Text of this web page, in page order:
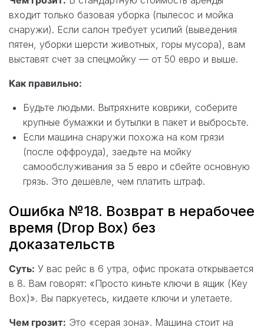
входит только базовая уборка (пылесос и мойка
снаружи). Если салон требует усилий (выведения
пятен, уборки шерсти животных, горы мусора), вам
выставят счет за спецмойку — от 50 евро и выше.
Как правильно:
Будьте людьми. Вытряхните коврики, соберите
крупные бумажки и бутылки в пакет и выбросьте.
Если машина снаружи похожа на ком грязи
(после оффроуда), заедьте на мойку
самообслуживания за 5 евро и сбейте основную
грязь. Это дешевле, чем платить штраф.
Ошибка №18. Возврат в нерабочее
время (Drop Box) без
доказательств
Суть: У вас рейс в 6 утра, офис проката открывается
в 8. Вам говорят: «Просто киньте ключи в ящик (Key
Box)». Вы паркуетесь, кидаете ключи и улетаете.
Чем грозит: Это «серая зона». Машина стоит на